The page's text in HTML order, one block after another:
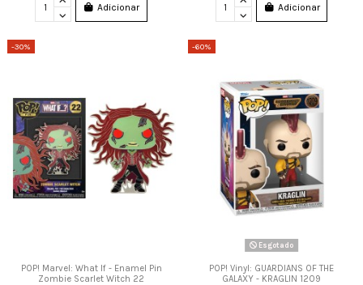
Adicionar Adicionar
-30%
POP! Marvel: What If - Enamel Pin
Zombie Scarlet Witch 22
-60%
Esgotado
POP! Vinyl: GUARDIANS OF THE
GALAXY - KRAGLIN 1209